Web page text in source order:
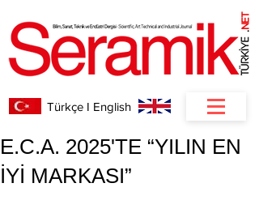
.
NET
Türkçe I English
E.C.A. 2025'TE “YILIN EN
İYİ MARKASI”